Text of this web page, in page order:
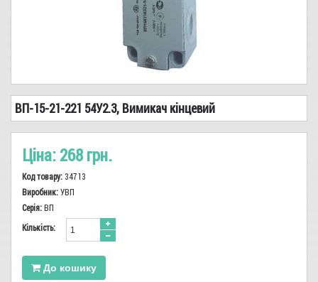
Запобіжники, Тримачі
Сирени, дзвінки, вогні
Світло
Електромонтажна продукція, інструменти
Лічильники
Аварійне живлення
Електродвигуни, промислова автоматика
ВП-15-21-221 54У2.3, Вимикач кінцевий
Ціна: 268 грн.
Код товару: 34713
Виробник: УВП
Серія: ВП
Кiлькiсть:
До кошику